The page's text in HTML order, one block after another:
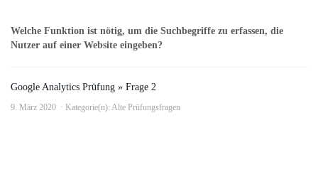
Welche Funktion ist nötig, um die Suchbegriffe zu erfassen, die
Nutzer auf einer Website eingeben?
Google Analytics Prüfung » Frage 2
9. März 2020 Kategorie(n): Alte Prüfungsfragen